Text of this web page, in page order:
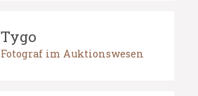
Tygo
Fotograf im Auktionswesen